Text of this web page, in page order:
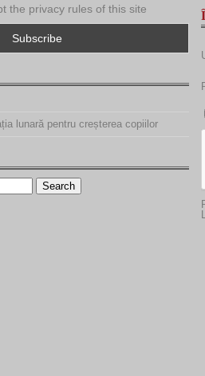
the privacy rules of this site
lunară pentru creșterea copiilor